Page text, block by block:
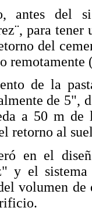
antes del
para
del
remotamente
de la
de 5",
a 50 m
retorno al
en el
y el
volumen de